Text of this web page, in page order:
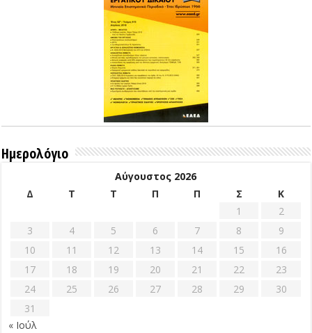
Ημερολόγιο
Αύγουστος 2026
Δ
Τ Τ Π Π Σ
Κ
1
2
3
4 5 6 7 8
9
10
11 12 13 14 15
16
17
18 19 20 21 22
23
24
25 26 27 28 29
30
31
« Ιούλ